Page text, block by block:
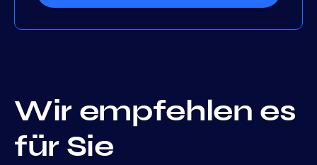
Wir empfehlen es
für Sie